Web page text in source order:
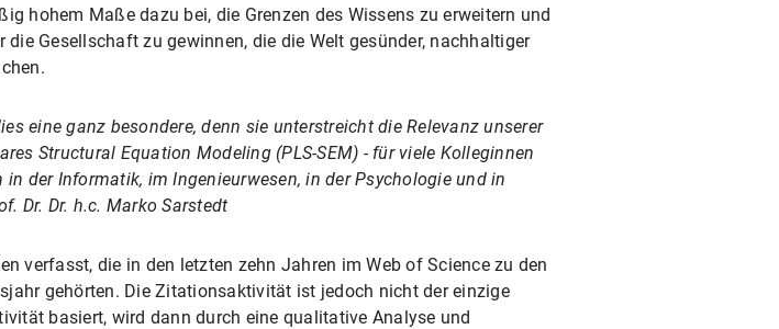
hohem Maße dazu bei, die Grenzen des Wissens zu erweitern und
die Gesellschaft zu gewinnen, die die Welt gesünder, nachhaltiger
eine ganz besondere, denn sie unterstreicht die Relevanz unserer
Structural Equation Modeling (PLS-SEM) - für viele Kolleginnen
der Informatik, im Ingenieurwesen, in der Psychologie und in
Dr. Dr. h.c. Marko Sarstedt
verfasst, die in den letzten zehn Jahren im Web of Science zu den
gehörten. Die Zitationsaktivität ist jedoch nicht der einzige
basiert, wird dann durch eine qualitative Analyse und